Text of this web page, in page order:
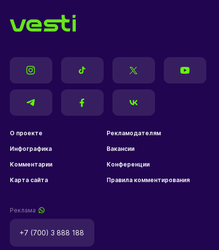
О проекте Рекламодателям
Инфографика Вакансии
Комментарии Конференции
Карта сайта Правила комментирования
Реклама
+7 (700) 3 888 188